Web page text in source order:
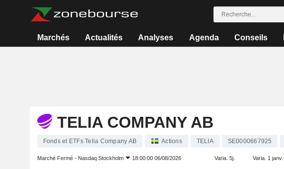
Marchés Actualités Analyses Agenda Conseils
TELIA COMPANY AB
Fonds et ETFs Telia Company AB Actions TELIA SE0000667925
Marché Fermé - Nasdaq Stockholm 18:00:00 06/08/2026 Varia. 5j. Varia. 1 janv.